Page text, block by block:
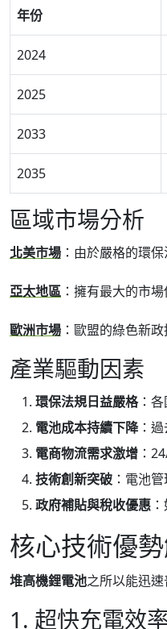
年份
2024
2025
2033
2035
區域市場分析
北美市場 ：由於嚴格的環
亞太地區 ：擁有最大的市
歐洲市場 ：歐盟的綠色新
產業驅動因素
環保法規日益嚴格：
電池成本持續下降：
電商物流需求激增 ：
技術創新突破 ：電池
政府補貼與稅收優惠
核心技術優
堆高機鋰電池之所以能迅
1. 超快充電效